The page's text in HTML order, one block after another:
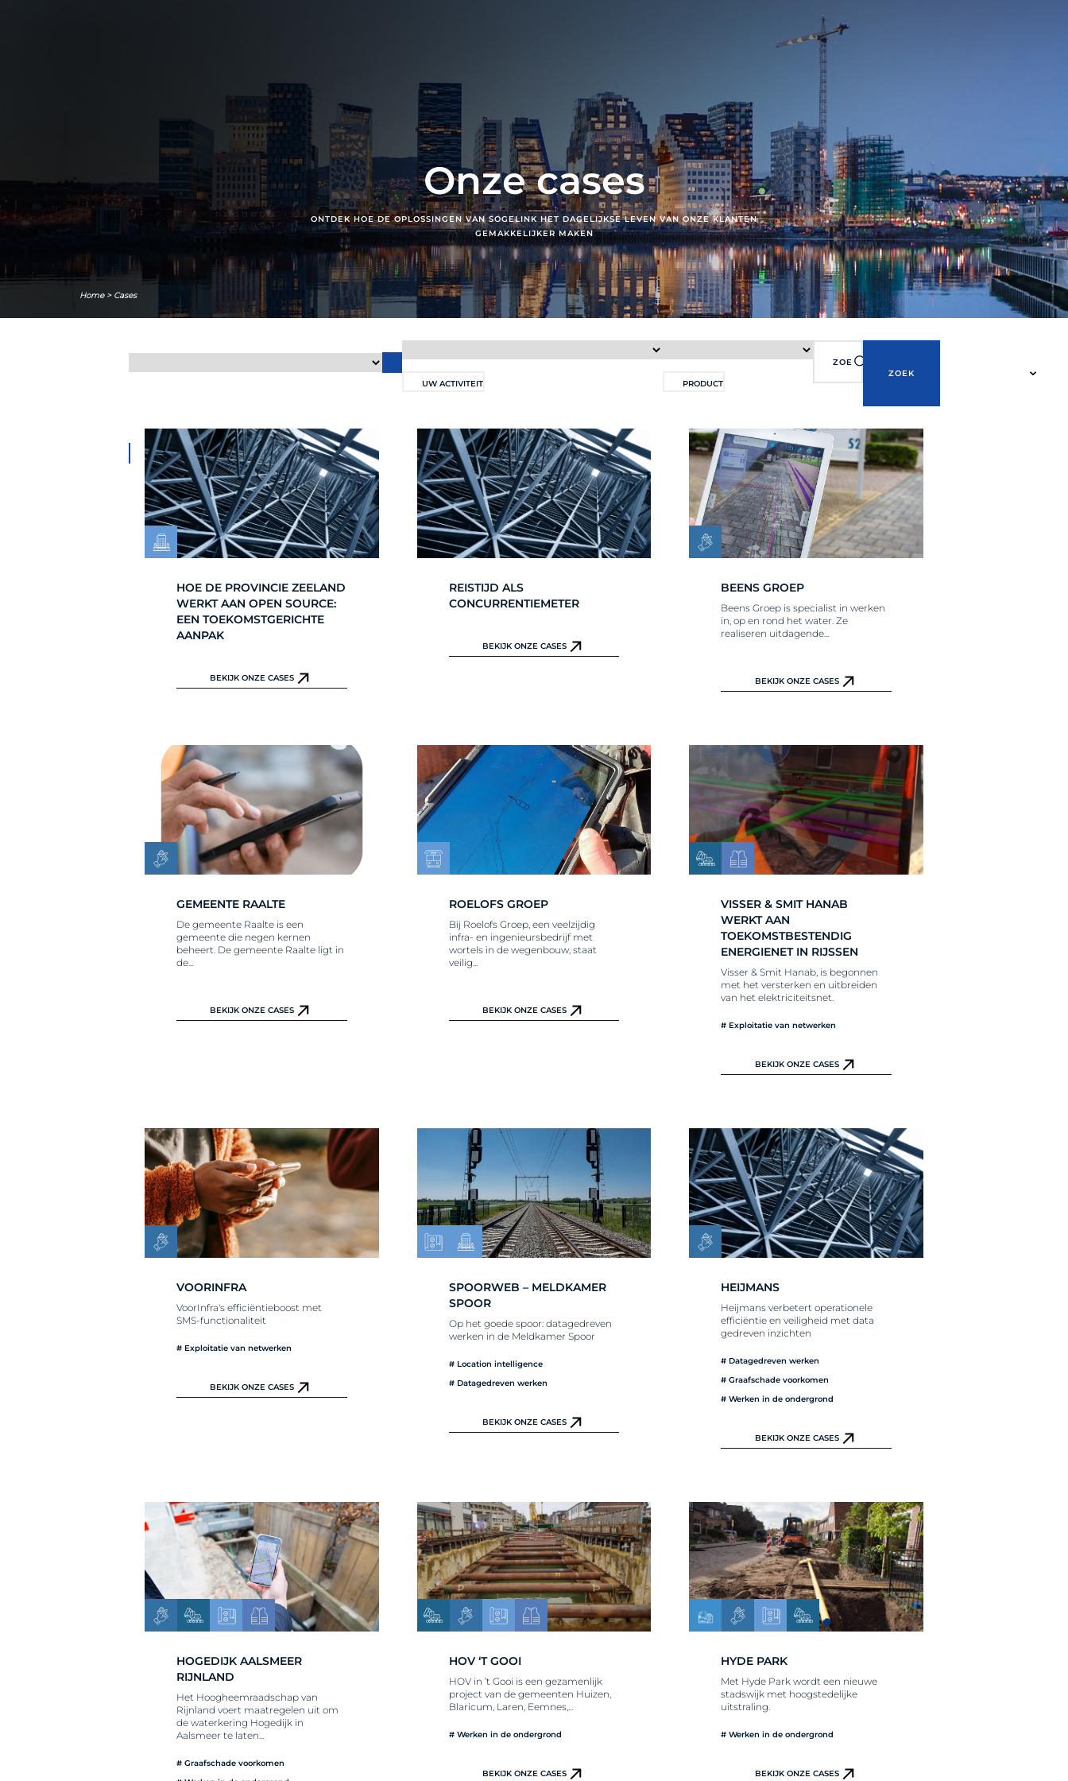
Onze cases
ONTDEK HOE DE OPLOSSINGEN VAN SOGELINK HET DAGELIJKSE LEVEN VAN ONZE KLANTEN
GEMAKKELIJKER MAKEN
Home > Cases
UW ACTIVITEIT PRODUCT
ZOEK
HOE DE PROVINCIE ZEELAND
WERKT AAN OPEN SOURCE:
EEN TOEKOMSTGERICHTE
AANPAK
BEKIJK ONZE CASES
REISTIJD ALS
CONCURRENTIEMETER
BEKIJK ONZE CASES
BEENS GROEP
Beens Groep is specialist in werken
in, op en rond het water. Ze
realiseren uitdagende...
BEKIJK ONZE CASES
GEMEENTE RAALTE
De gemeente Raalte is een
gemeente die negen kernen
beheert. De gemeente Raalte ligt in
de...
BEKIJK ONZE CASES
ROELOFS GROEP
Bij Roelofs Groep, een veelzijdig
infra- en ingenieursbedrijf met
wortels in de wegenbouw, staat
veilig...
BEKIJK ONZE CASES
VISSER & SMIT HANAB
WERKT AAN
TOEKOMSTBESTENDIG
ENERGIENET IN RIJSSEN
Visser & Smit Hanab, is begonnen
met het versterken en uitbreiden
van het elektriciteitsnet.
# Exploitatie van netwerken
BEKIJK ONZE CASES
VOORINFRA
VoorInfra's efficiëntieboost met
SMS-functionaliteit
# Exploitatie van netwerken
BEKIJK ONZE CASES
SPOORWEB – MELDKAMER
SPOOR
Op het goede spoor: datagedreven
werken in de Meldkamer Spoor
# Location intelligence
# Datagedreven werken
BEKIJK ONZE CASES
HEIJMANS
Heijmans verbetert operationele
efficiëntie en veiligheid met data
gedreven inzichten
# Datagedreven werken
# Graafschade voorkomen
# Werken in de ondergrond
BEKIJK ONZE CASES
HOGEDIJK AALSMEER
RIJNLAND
Het Hoogheemraadschap van
Rijnland voert maatregelen uit om
de waterkering Hogedijk in
Aalsmeer te laten...
# Graafschade voorkomen
HOV ‘T GOOI
HOV in ’t Gooi is een gezamenlijk
project van de gemeenten Huizen,
Blaricum, Laren, Eemnes,...
# Werken in de ondergrond
BEKIJK ONZE CASES
HYDE PARK
Met Hyde Park wordt een nieuwe
stadswijk met hoogstedelijke
uitstraling.
# Werken in de ondergrond
BEKIJK ONZE CASES